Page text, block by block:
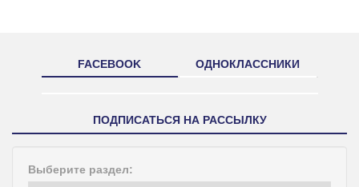
FACEBOOK ОДНОКЛАССНИКИ
ПОДПИСАТЬСЯ НА РАССЫЛКУ
Выберите раздел: